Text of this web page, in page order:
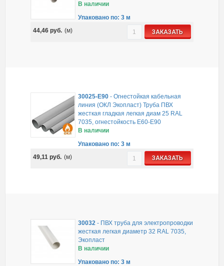
В наличии
Упаковано по: 3 м
44,46руб. (м) ЗАКАЗАТЬ
30025-E90 -Огнестойкая кабельная
линия (ОКЛ Экопласт) Труба ПВХ
жесткая гладкая легкая диам 25 RAL
7035, огнестойкость E60-E90
В наличии
Упаковано по: 3 м
49,11руб. (м) ЗАКАЗАТЬ
30032 - ПВХ труба для электропроводки
жесткая легкая диаметр 32 RAL 7035,
Экопласт
В наличии
Упаковано по: 3 м